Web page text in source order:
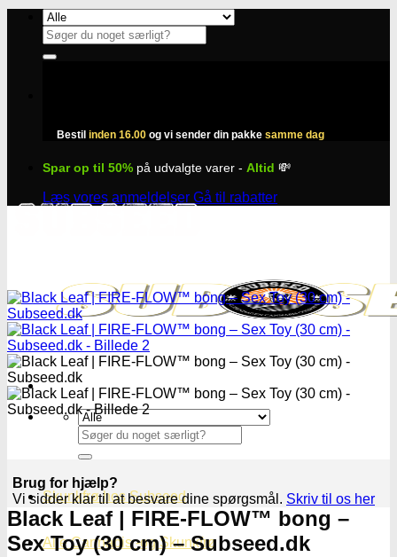
Fortsæt
indhold
Søg
efter:
Bestil inden 16.00 og vi sender din pakke samme dag
Spar op til 50% på udvalgte varer - Altid 💸
Læs vores anmeldelser Gå til rabatter
Søg
efter:
Skunkfrø hos Subseed
Alle Cannabis -og Skunkfrø
Brug for hjælp?
Vi sidder klar til at besvare dine spørgsmål. Skriv til os her
Black Leaf | FIRE-FLOW™ bong –
Sex Toy (30 cm) – Subseed.dk